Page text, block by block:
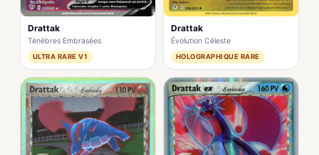
Drattak
Ténèbres Embrasées
ULTRA RARE V1
Drattak
Évolution Céleste
HOLOGRAPHIQUE RARE